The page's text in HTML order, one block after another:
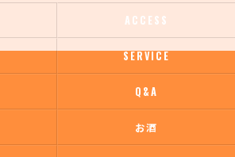
ACCESS
SERVICE
Q&A
お酒